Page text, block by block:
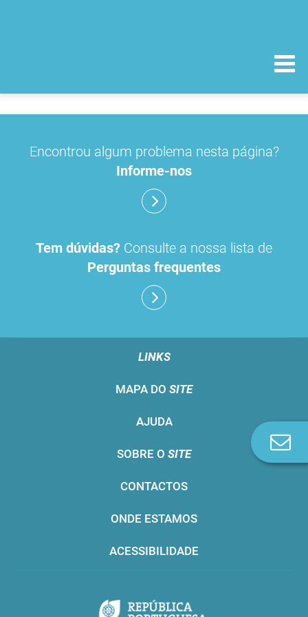
Encontrou algum problema nesta página?
Informe-nos
Tem dúvidas? Consulte a nossa lista de
Perguntas frequentes
LINKS
MAPA DO SITE
AJUDA
SOBRE O SITE
CONTACTOS
ONDE ESTAMOS
ACESSIBILIDADE